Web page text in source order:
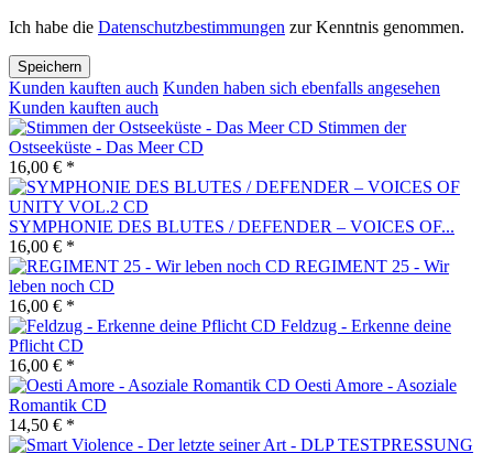
Ich habe die Datenschutzbestimmungen zur Kenntnis genommen.
Speichern
Kunden kauften auch Kunden haben sich ebenfalls angesehen
Kunden kauften auch
Stimmen der
Ostseeküste - Das Meer CD
16,00 € *
SYMPHONIE DES BLUTES / DEFENDER – VOICES OF...
16,00 € *
REGIMENT 25 - Wir
leben noch CD
16,00 € *
Feldzug - Erkenne deine
Pflicht CD
16,00 € *
Oesti Amore - Asoziale
Romantik CD
14,50 € *